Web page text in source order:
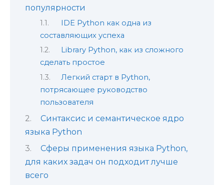
популярности
IDE Python как одна из
составляющих успеха
Library Python, как из сложного
сделать простое
Легкий старт в Python,
потрясающее руководство
пользователя
Синтаксис и семантическое ядро
языка Python
Сферы применения языка Python,
для каких задач он подходит лучше
всего